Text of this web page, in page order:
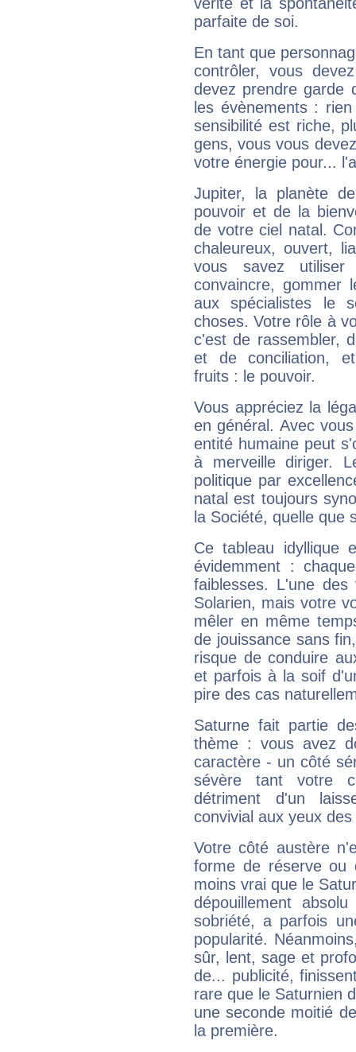
vérité et la
parfaite de soi.
En tant que
contrôler, vous
devez prendre garde
les évènements :
sensibilité est riche,
gens, vous vous
votre énergie pour...
Jupiter, la planète
pouvoir et de la
de votre ciel natal.
chaleureux, ouvert,
vous savez
convaincre, gommer
aux spécialistes le
choses. Votre rôle à
c'est de rassembler,
et de conciliation,
fruits : le pouvoir.
Vous appréciez la
en général. Avec
entité humaine peut
à merveille diriger.
politique par
natal est toujours
la Société, quelle que
Ce tableau idyllique
évidemment :
faiblesses. L'une
Solarien, mais votre
mêler en même
de jouissance sans
risque de conduire
et parfois à la soif
pire des cas
Saturne fait partie
thème : vous avez
caractère - un côté
sévère tant votre
détriment d'un
convivial aux yeux
Votre côté austère
forme de réserve
moins vrai que le
dépouillement
sobriété, a parfois
popularité.
sûr, lent, sage et
de... publicité,
rare que le Saturnien
une seconde moitié
la première.